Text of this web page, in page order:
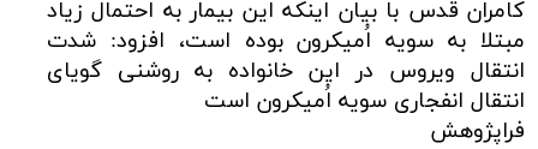
کامران قدس با بیان اینکه این بیمار به احتمال زیاد
مبتلا به سویه اُمیکرون بوده است، افزود: شدت
انتقال ویروس در این خانواده به روشنی گویای
انتقال انفجاری سویه اُمیکرون است
فراپژوهش